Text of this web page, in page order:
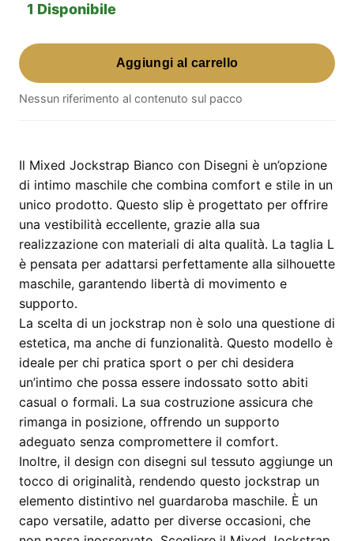
1 Disponibile
Mixed
Jockstrap
Bianco
con
Taglia
L
quantità
Aggiungi al carrello
Nessun riferimento al contenuto sul pacco
Il Mixed Jockstrap Bianco con Disegni è un’opzione
di intimo maschile che combina comfort e stile in un
unico prodotto. Questo slip è progettato per offrire
una vestibilità eccellente, grazie alla sua
realizzazione con materiali di alta qualità. La taglia L
è pensata per adattarsi perfettamente alla silhouette
maschile, garantendo libertà di movimento e
supporto.
La scelta di un jockstrap non è solo una questione di
estetica, ma anche di funzionalità. Questo modello è
ideale per chi pratica sport o per chi desidera
un’intimo che possa essere indossato sotto abiti
casual o formali. La sua costruzione assicura che
rimanga in posizione, offrendo un supporto
adeguato senza compromettere il comfort.
Inoltre, il design con disegni sul tessuto aggiunge un
tocco di originalità, rendendo questo jockstrap un
elemento distintivo nel guardaroba maschile. È un
capo versatile, adatto per diverse occasioni, che